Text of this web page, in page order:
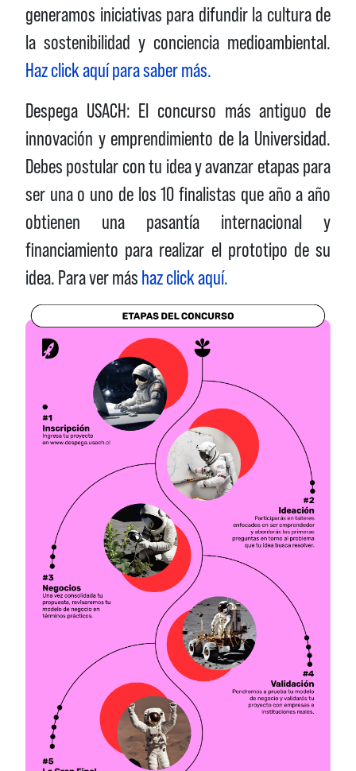
generamos iniciativas para difundir la cultura de
la sostenibilidad y conciencia medioambiental.
Haz click aquí para saber más.
Despega USACH: El concurso más antiguo de
innovación y emprendimiento de la Universidad.
Debes postular con tu idea y avanzar etapas para
ser una o uno de los 10 finalistas que año a año
obtienen una pasantía internacional y
financiamiento para realizar el prototipo de su
idea. Para ver más haz click aquí.